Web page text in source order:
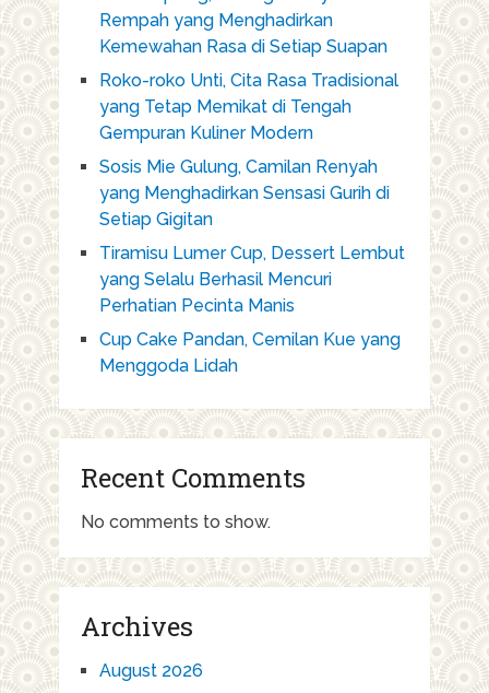
Rempah yang Menghadirkan
Kemewahan Rasa di Setiap Suapan
Roko-roko Unti, Cita Rasa Tradisional
yang Tetap Memikat di Tengah
Gempuran Kuliner Modern
Sosis Mie Gulung, Camilan Renyah
yang Menghadirkan Sensasi Gurih di
Setiap Gigitan
Tiramisu Lumer Cup, Dessert Lembut
yang Selalu Berhasil Mencuri
Perhatian Pecinta Manis
Cup Cake Pandan, Cemilan Kue yang
Menggoda Lidah
Recent Comments
No comments to show.
Archives
August 2026